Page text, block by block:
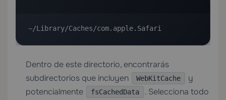
~/Library/Caches/com.apple.Safari
Dentro de este directorio, encontrarás
subdirectorios que incluyen
WebKitCache
y
potencialmente
fsCachedData . Selecciona todo